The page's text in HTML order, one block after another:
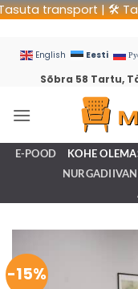
English Eesti
Sõbra 58 Tartu,
E-POOD KOHE
-15%